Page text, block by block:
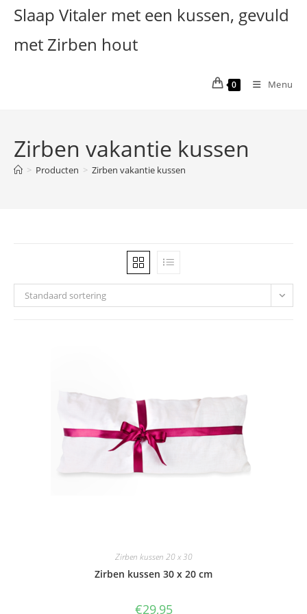
naar
inhoud
Slaap Vitaler met een kussen, gevuld
met Zirben hout
0 Menu
Zirben vakantie kussen
> Producten > Zirben vakantie kussen
Standaard sortering
Zirben kussen 20 x 30
Zirben kussen 30 x 20 cm
€29,95